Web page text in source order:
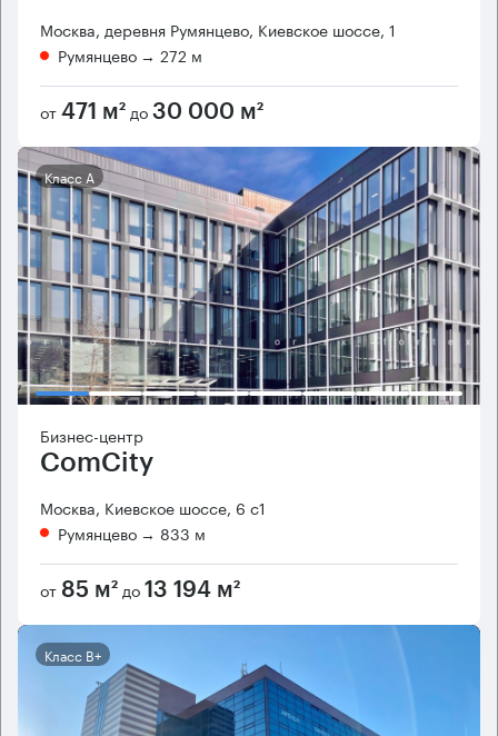
Москва, деревня Румянцево, Киевское шоссе, 1
Румянцево → 272 м
от 471 м² до 30 000 м²
Класс А
Бизнес-центр
ComCity
Москва, Киевское шоссе, 6 с1
Румянцево → 833 м
от 85 м² до 13 194 м²
Класс B+